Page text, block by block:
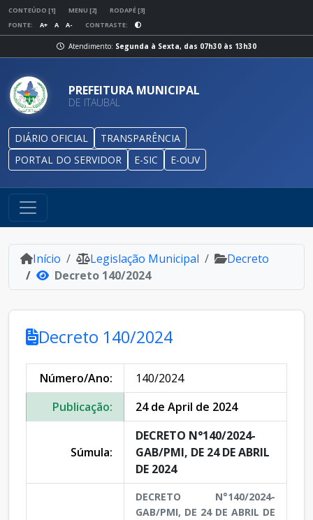
CONTEÚDO [1] MENU [2]
RODAPÉ [3]
FONTE:
A+ A A- CONTRASTE:
Atendimento: Segunda à Sexta, das 07h30 às 13h30
PREFEITURA MUNICIPAL
DE ITAUBAL
DIÁRIO OFICIAL
TRANSPARÊNCIA
PORTAL DO SERVIDOR
E-SIC E-OUV
Início Legislação Municipal
Decreto
Decreto 140/2024
Decreto 140/2024
Número/Ano:
140/2024
Publicação:
24 de April de 2024
Súmula:
DECRETO N°140/2024-
GAB/PMI, DE 24 DE ABRIL
DE 2024
DECRETO N°140/2024-
GAB/PMI, DE 24 DE ABRIL DE